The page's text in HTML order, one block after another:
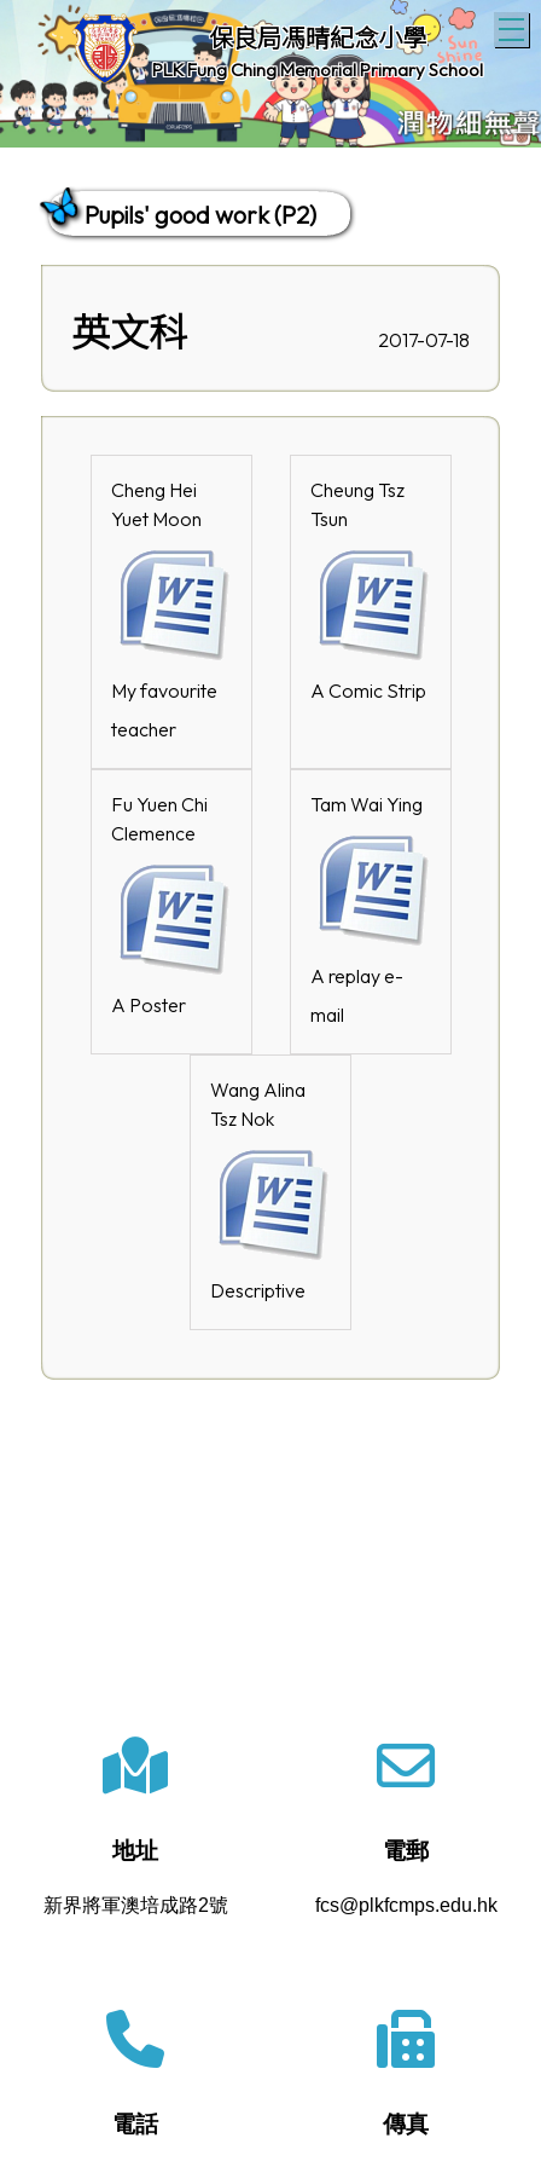
保良局馮晴紀念小學
PLK Fung Ching Memorial Primary School
Pupils' good work (P2)
英文科 2017-07-18
Cheng Hei
Yuet Moon
My favourite
teacher
Cheung Tsz
Tsun
A Comic Strip
Fu Yuen Chi
Clemence
A Poster
Tam Wai Ying
A replay e-
mail
Wang Alina
Tsz Nok
Descriptive
地址
新界將軍澳培成路2號
電郵
fcs@plkfcmps.edu.hk
電話 傳真